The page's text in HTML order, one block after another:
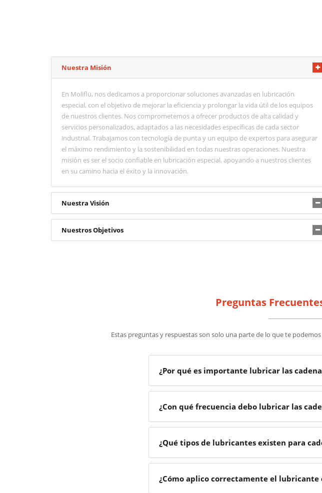
Nuestra Misión
En Moliflü, nos dedicamos a proporcionar soluciones avanzadas en lubricación
especial, con el objetivo de mejorar la eficiencia y prolongar la vida útil de los equipos
de nuestros clientes. Nos comprometemos a ofrecer productos de alta calidad y
servicios personalizados, adaptados a las necesidades específicas de cada sector
industrial. Trabajamos con tecnología de punta y un equipo de expertos para asegurar
el máximo rendimiento y la sostenibilidad en todas nuestras operaciones. Nuestra
misión es ser el socio confiable en lubricación especial, apoyando a nuestros clientes
en su camino hacia el éxito y la innovación.
Nuestra Visión
Nuestros Objetivos
Preguntas
Estas preguntas y respuestas son solo una parte de lo que te
¿Por qué es importante lubricar las
¿Con qué frecuencia debo lubricar las
¿Qué tipos de lubricantes existen para
¿Cómo aplico correctamente el lubricante